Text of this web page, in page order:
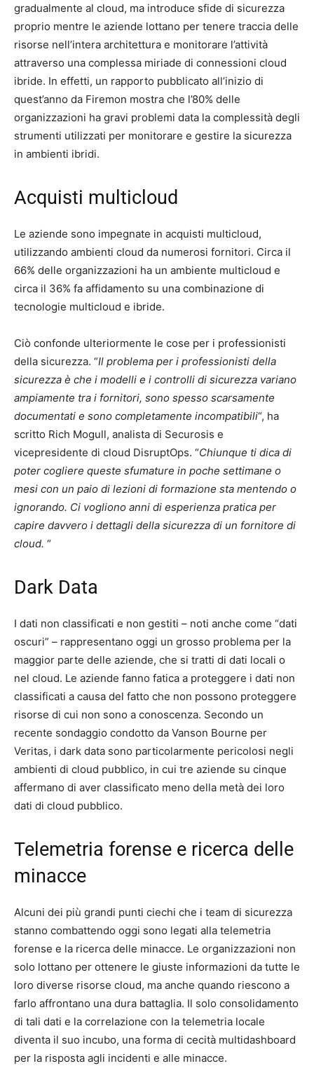
gradualmente al cloud, ma introduce sfide di sicurezza
proprio mentre le aziende lottano per tenere traccia delle
risorse nell’intera architettura e monitorare l’attività
attraverso una complessa miriade di connessioni cloud
ibride. In effetti, un rapporto pubblicato all’inizio di
quest’anno da Firemon mostra che l’80% delle
organizzazioni ha gravi problemi data la complessità degli
strumenti utilizzati per monitorare e gestire la sicurezza
in ambienti ibridi.
Acquisti multicloud
Le aziende sono impegnate in acquisti multicloud,
utilizzando ambienti cloud da numerosi fornitori. Circa il
66% delle organizzazioni ha un ambiente multicloud e
circa il 36% fa affidamento su una combinazione di
tecnologie multicloud e ibride.
Ciò confonde ulteriormente le cose per i professionisti
della sicurezza. “Il problema per i professionisti della
sicurezza è che i modelli e i controlli di sicurezza variano
ampiamente tra i fornitori, sono spesso scarsamente
documentati e sono completamente incompatibili“, ha
scritto Rich Mogull, analista di Securosis e
vicepresidente di cloud DisruptOps. “Chiunque ti dica di
poter cogliere queste sfumature in poche settimane o
mesi con un paio di lezioni di formazione sta mentendo o
ignorando. Ci vogliono anni di esperienza pratica per
capire davvero i dettagli della sicurezza di un fornitore di
cloud. “
Dark Data
I dati non classificati e non gestiti – noti anche come “dati
oscuri” – rappresentano oggi un grosso problema per la
maggior parte delle aziende, che si tratti di dati locali o
nel cloud. Le aziende fanno fatica a proteggere i dati non
classificati a causa del fatto che non possono proteggere
risorse di cui non sono a conoscenza. Secondo un
recente sondaggio condotto da Vanson Bourne per
Veritas, i dark data sono particolarmente pericolosi negli
ambienti di cloud pubblico, in cui tre aziende su cinque
affermano di aver classificato meno della metà dei loro
dati di cloud pubblico.
Telemetria forense e ricerca delle
minacce
Alcuni dei più grandi punti ciechi che i team di sicurezza
stanno combattendo oggi sono legati alla telemetria
forense e la ricerca delle minacce. Le organizzazioni non
solo lottano per ottenere le giuste informazioni da tutte le
loro diverse risorse cloud, ma anche quando riescono a
farlo affrontano una dura battaglia. Il solo consolidamento
di tali dati e la correlazione con la telemetria locale
diventa il suo incubo, una forma di cecità multidashboard
per la risposta agli incidenti e alle minacce.